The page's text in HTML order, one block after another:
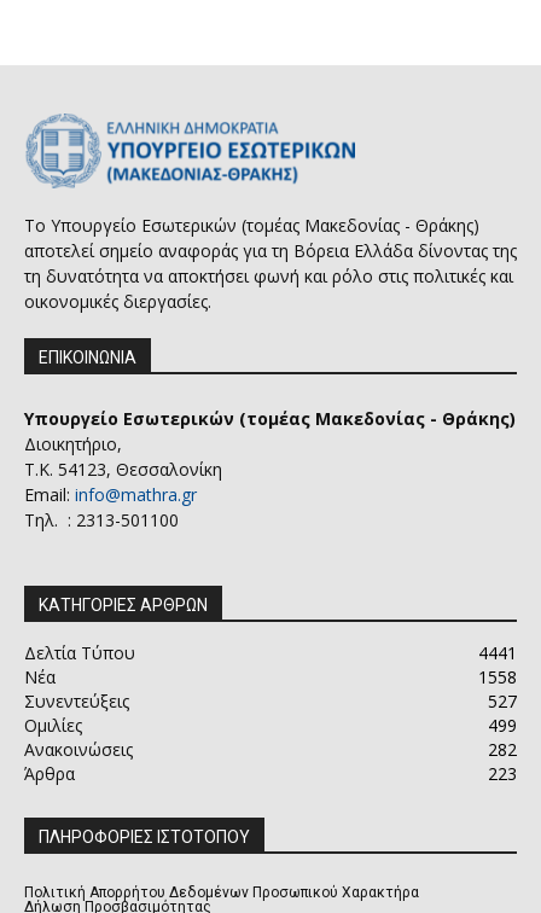
Το Υπουργείο Εσωτερικών (τομέας Μακεδονίας - Θράκης)
αποτελεί σημείο αναφοράς για τη Βόρεια Ελλάδα δίνοντας της
τη δυνατότητα να αποκτήσει φωνή και ρόλο στις πολιτικές και
οικονομικές διεργασίες.
ΕΠΙΚΟΙΝΩΝΙΑ
Υπουργείο Εσωτερικών (τομέας Μακεδονίας - Θράκης)
Διοικητήριο,
Τ.Κ. 54123, Θεσσαλονίκη
Email: info@mathra.gr
Τηλ. : 2313-501100
ΚΑΤΗΓΟΡΙΕΣ ΑΡΘΡΩΝ
Δελτία Τύπου
4441
Νέα
1558
Συνεντεύξεις
527
Ομιλίες
499
Ανακοινώσεις
282
Άρθρα
223
ΠΛΗΡΟΦΟΡΙΕΣ ΙΣΤΟΤΟΠΟΥ
Πολιτική Απορρήτου Δεδομένων Προσωπικού Χαρακτήρα
Δήλωση Προσβασιμότητας